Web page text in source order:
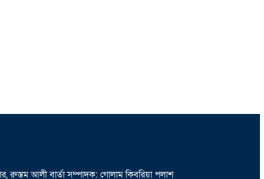
আলী বার্তা সম্পাদক: গোলাম কিবরিয়া পলাশ